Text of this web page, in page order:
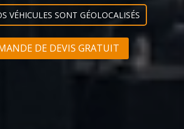
VÉHICULES SONT GÉOLOCALISÉS
DE DEVIS GRATUIT